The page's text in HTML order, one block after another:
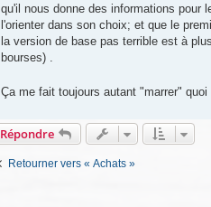
qu'il nous donne des informations pour
l'orienter dans son choix; et que le
la version de base pas terrible est à
bourses) .
Ça me fait toujours autant "marrer" quoi
Répondre
Retourner vers « Achats »